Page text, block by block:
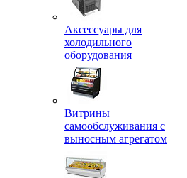
Аксессуары для
холодильного
оборудования
Витрины
самообслуживания с
выносным агрегатом